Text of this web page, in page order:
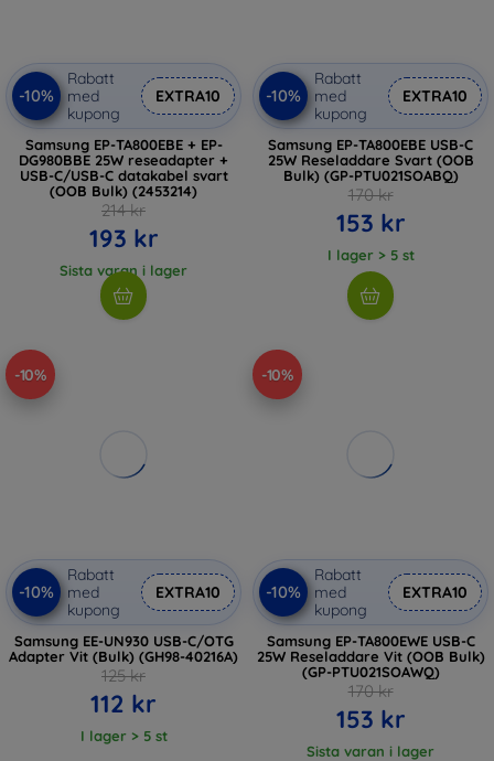
-10%
Rabatt
med
kupong
EXTRA10
Samsung EP-TA800EBE + EP-
DG980BBE 25W reseadapter +
USB-C/USB-C datakabel svart
(OOB Bulk) (2453214)
214 kr
193 kr
Sista varan i lager
-10%
Rabatt
med
kupong
EXTRA10
Samsung EP-TA800EBE USB-C
25W Reseladdare Svart (OOB
Bulk) (GP-PTU021SOABQ)
170 kr
153 kr
I lager > 5 st
-10%
-10%
Rabatt
med
kupong
EXTRA10
Samsung EE-UN930 USB-C/OTG
Adapter Vit (Bulk) (GH98-40216A)
125 kr
112 kr
I lager > 5 st
-10%
-10%
Rabatt
med
kupong
EXTRA10
Samsung EP-TA800EWE USB-C
25W Reseladdare Vit (OOB Bulk)
(GP-PTU021SOAWQ)
170 kr
153 kr
Sista varan i lager